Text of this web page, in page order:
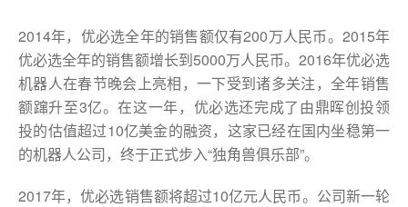
2014年，优必选全年的销售额仅有200万人民币。2015年
优必选全年的销售额增长到5000万人民币。2016年优必选
机器人在春节晚会上亮相，一下受到诸多关注，全年销售
额蹿升至3亿。在这一年，优必选还完成了由鼎晖创投领
投的估值超过10亿美金的融资，这家已经在国内坐稳第一
的机器人公司，终于正式步入“独角兽俱乐部”。
2017年，优必选销售额将超过10亿元人民币。公司新一轮